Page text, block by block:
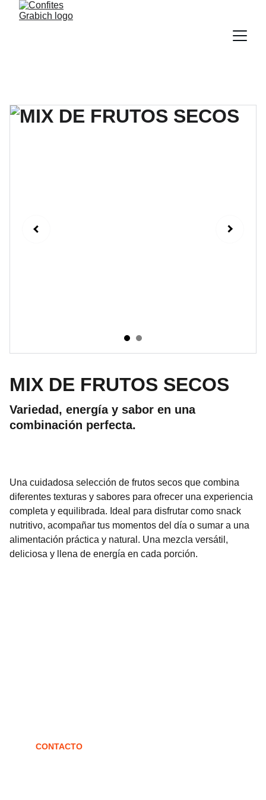
MIX DE FRUTOS SECOS
Variedad, energía y sabor en una
combinación perfecta.
Una cuidadosa selección de frutos secos que combina
diferentes texturas y sabores para ofrecer una experiencia
completa y equilibrada. Ideal para disfrutar como snack
nutritivo, acompañar tus momentos del día o sumar a una
alimentación práctica y natural. Una mezcla versátil,
deliciosa y llena de energía en cada porción.
CONTACTO